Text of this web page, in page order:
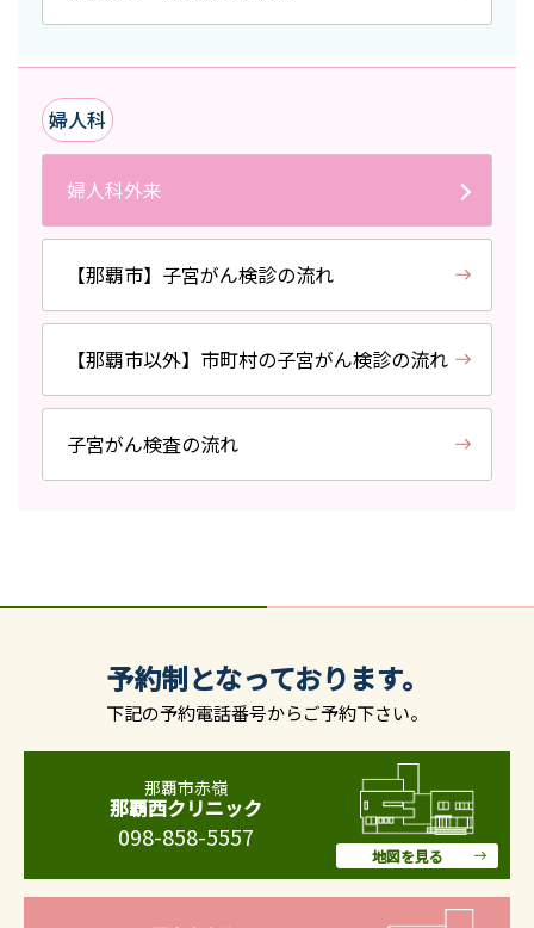
婦人科
婦人科外来
【那覇市】子宮がん検診の流れ
【那覇市以外】市町村の子宮がん検診の流れ
子宮がん検査の流れ
予約制となっております。
下記の予約電話番号からご予約下さい。
那覇市赤嶺
那覇西クリニック
098-858-5557
地図を見る